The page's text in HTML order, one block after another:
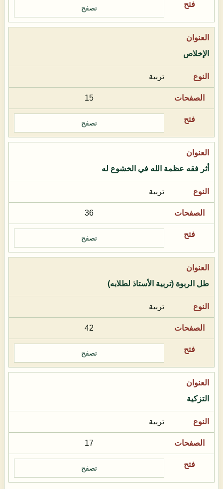
تصفح
الإخلاص
تربية
15
تصفح
أثر فقه عظمة الله في الخشوع له
تربية
36
تصفح
طل الربوة (تربية الأستاذ لطلابه)
تربية
42
تصفح
التزكية
تربية
17
تصفح